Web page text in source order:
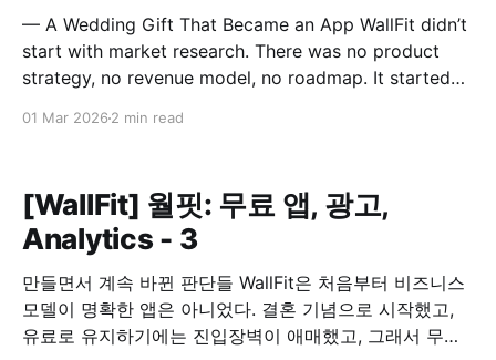
— A Wedding Gift That Became an App WallFit didn’t
start with market research. There was no product
strategy, no revenue model, no roadmap. It started
01 Mar 2026 2 min read
[WallFit] 월핏: 무료 앱, 광고,
Analytics - 3
만들면서 계속 바뀐 판단들 WallFit은 처음부터 비즈니스
모델이 명확한 앱은 아니었다. 결혼 기념으로 시작했고,
유료로 유지하기에는 진입장벽이 애매했고, 그래서 무료